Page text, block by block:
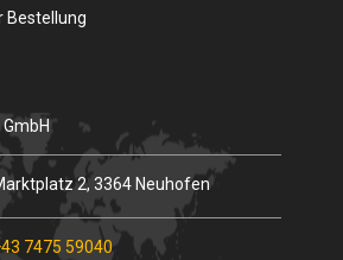
Bestellung
2, 3364 Neuhofen
7475 59040